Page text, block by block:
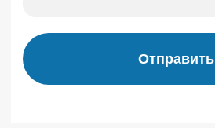
Отправить